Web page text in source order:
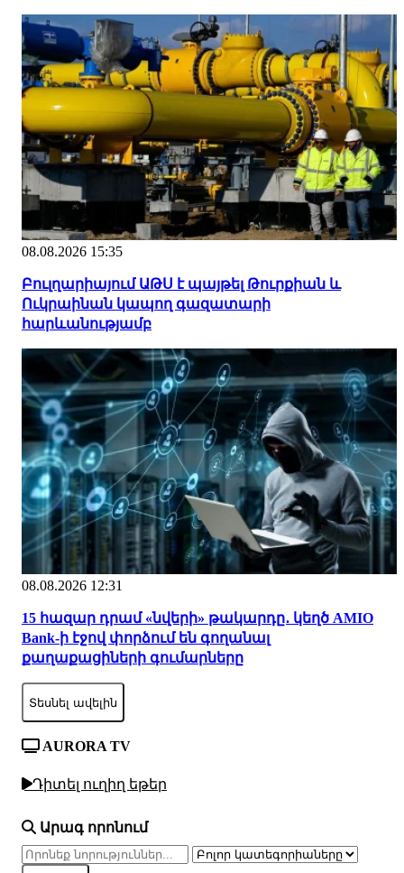
08.08.2026 15:35
Բուլղարիայում ԱԹՍ է պայթել Թուրքիան և
Ուկրաինան կապող գազատարի
հարևանությամբ
08.08.2026 12:31
15 հազար դրամ «նվերի» թակարդը․ կեղծ AMIO
Bank-ի էջով փորձում են գողանալ
քաղաքացիների գումարները
Տեսնել ավելին
AURORA TV
Դիտել ուղիղ եթեր
Արագ որոնում